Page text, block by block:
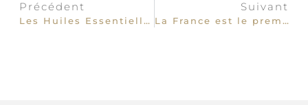
Précédent
Les Huiles Essentielles : définition et qualité
Suivant
La France est le premier producteur d’arômes naturels au monde